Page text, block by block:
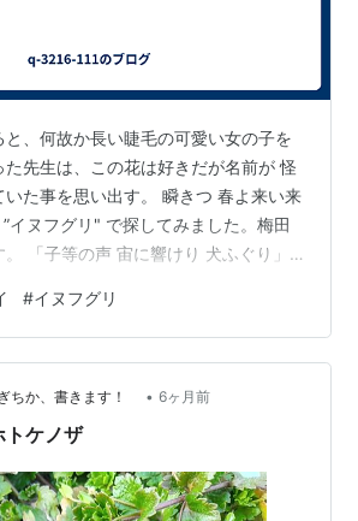
と、何故か長い睫毛の可愛い女の子を
先生は、この花は好きだが名前が 怪
いた事を思い出す。 瞬きつ 春よ来い来
イヌフグリ" で探してみました。梅田
「子等の声 宙に響けり 犬ふぐり」
作者のプロフィールは分かりません。
#イヌフグリ
ちか、書きます！ • 6ヶ月前
トケノザ